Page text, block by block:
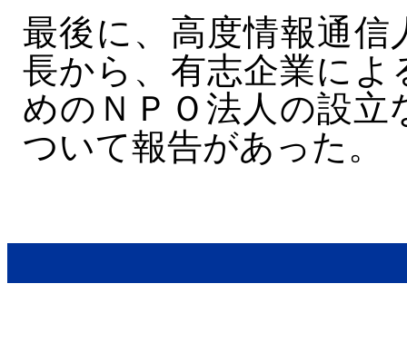
最後に、高度情報通信
長から、有志企業によ
めのＮＰＯ法人の設立
ついて報告があった。